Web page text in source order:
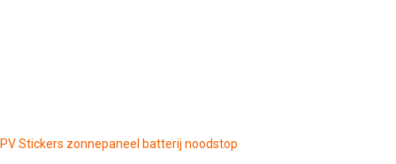
PV Stickers zonnepaneel batterij noodstop